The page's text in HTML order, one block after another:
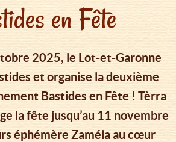
en Fête
2025, le Lot-et-Garonne
et organise la deuxième
Bastides en Fête ! Tèrra
la fête jusqu’au 11 novembre
éphémère Zaméla au cœur